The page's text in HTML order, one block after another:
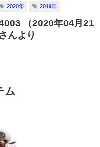
2020年 2019年
（2020年04月21
んより
ム